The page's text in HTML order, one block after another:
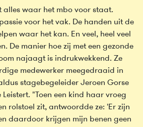
alles waar het mbo voor staat.
voor het vak. De handen uit de
waar het kan. En veel, heel veel
De manier hoe zij met een gezonde
najaagt is indrukwekkend. Ze
medewerker meegedraaid in
stagebegeleider Jeroen Gorse
"Toen een kind haar vroeg
rolstoel zit, antwoordde ze: 'Er zijn
daardoor krijgen mijn benen geen